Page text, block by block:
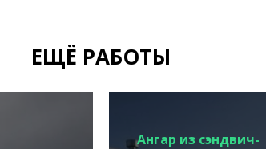
ЕЩЁ РАБОТЫ
Ангар из сэндвич-